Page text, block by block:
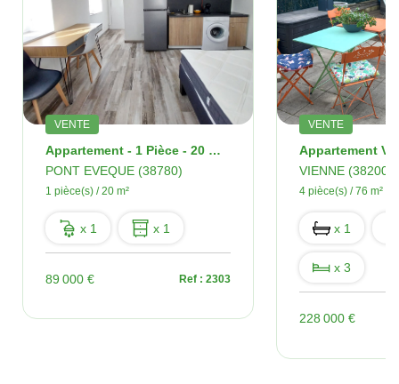
VENTE
Appartement - 1 Pièce - 20 M2 - PONT EVEQUE
PONT EVEQUE (38780)
1 pièce(s) / 20 m²
x 1 x 1
89 000 € Ref : 2303
VENTE
VIENNE (38200)
4 pièce(s) / 76 m²
x 1
x 3
228 000 €